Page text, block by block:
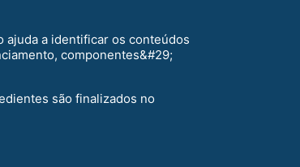
ajuda a identificar os conteúdos
componentes&#29;
são finalizados no